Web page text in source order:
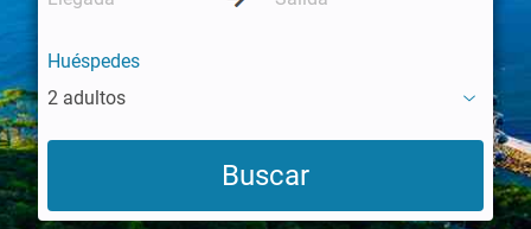
Huéspedes
2 adultos